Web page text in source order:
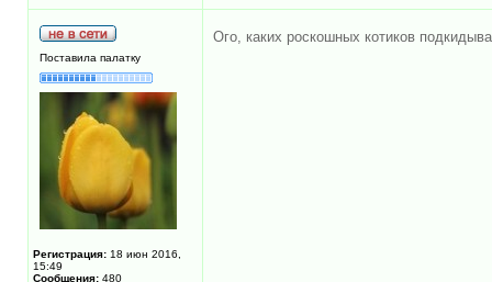
Поставила палатку
Регистрация: 18 июн 2016,
15:49
Сообщения: 480
Ого, каких роскошных котиков